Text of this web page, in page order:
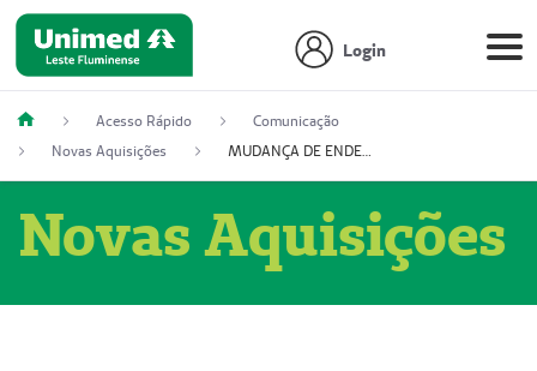
Login
Acesso Rápido
Comunicação
Novas Aquisições
MUDANÇA DE ENDEREÇO - DIAGITAB SERVIÇOS MÉDICOS LTDA (54003267-5)
Novas Aquisições